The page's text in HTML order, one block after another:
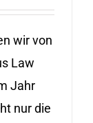
wir von
Law
Jahr
nur die